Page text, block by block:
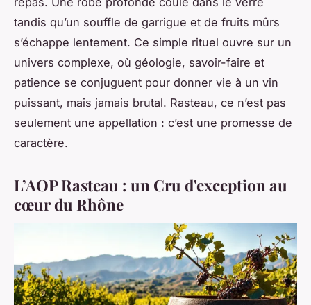
tandis qu’un souffle de garrigue et de fruits mûrs
s’échappe lentement. Ce simple rituel ouvre sur un
univers complexe, où géologie, savoir-faire et
patience se conjuguent pour donner vie à un vin
puissant, mais jamais brutal. Rasteau, ce n’est pas
seulement une appellation : c’est une promesse de
caractère.
L’AOP Rasteau : un Cru d'exception au
cœur du Rhône